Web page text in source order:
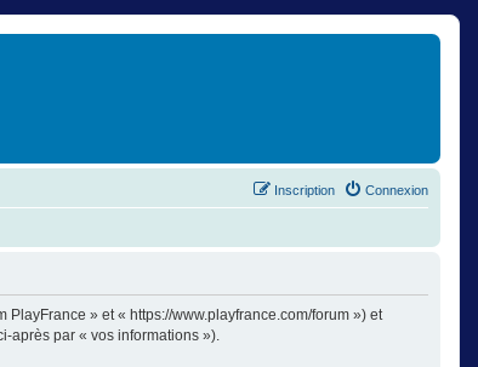
Connexion
Inscription
» et « https://www.playfrance.com/forum ») et
après par « vos informations »).